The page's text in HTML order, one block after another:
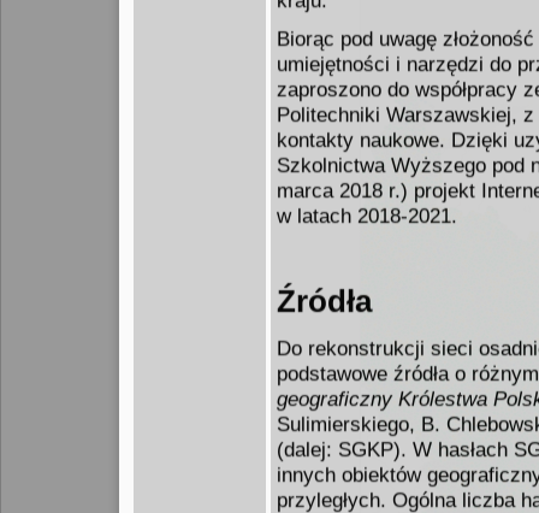
Biorąc pod uwagę
umiejętności i narzędzi do
zaproszono do współpracy
Politechniki Warszawskiej,
kontakty naukowe. Dzięki
Szkolnictwa Wyższego pod
marca 2018 r.) projekt
w latach 2018-2021.
Źródła
Do rekonstrukcji sieci
podstawowe źródła o
geograficzny Królestwa
Sulimierskiego, B.
(dalej: SGKP). W hasłach
innych obiektów
przyległych. Ogólna liczba